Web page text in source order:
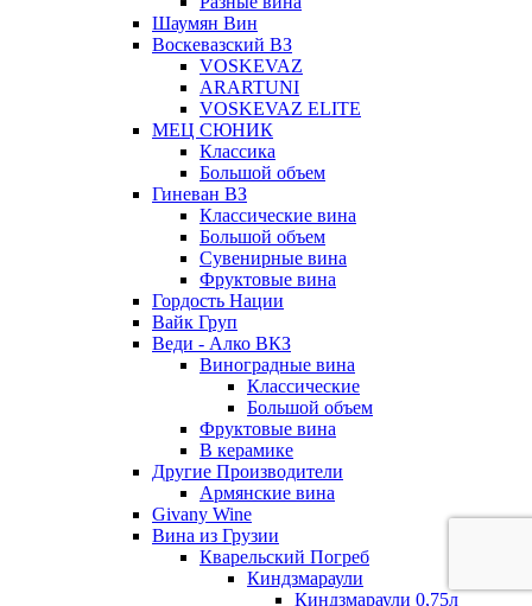
Шаумян Вин
Воскевазский ВЗ
VOSKEVAZ
ARARTUNI
VOSKEVAZ ELITE
МЕЦ СЮНИК
Классика
Большой объем
Гиневан ВЗ
Классические вина
Большой объем
Сувенирные вина
Фруктовые вина
Гордость Нации
Вайк Груп
Веди - Алко ВКЗ
Виноградные вина
Классические
Большой объем
Фруктовые вина
В керамике
Другие Производители
Армянские вина
Givany Wine
Вина из Грузии
Кварельский Погреб
Киндзмараули
Киндзмараули 0,75л